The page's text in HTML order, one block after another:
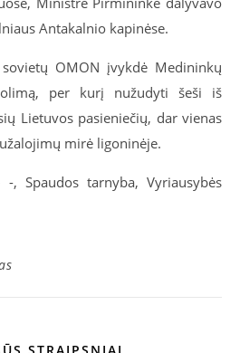
Antakalnio kapinėse.
OMON įvykdė Medininkų
per kurį nužudyti šeši iš
Lietuvos pasieniečių, dar vienas
mirė ligoninėje.
-, Spaudos tarnyba, Vyriausybės